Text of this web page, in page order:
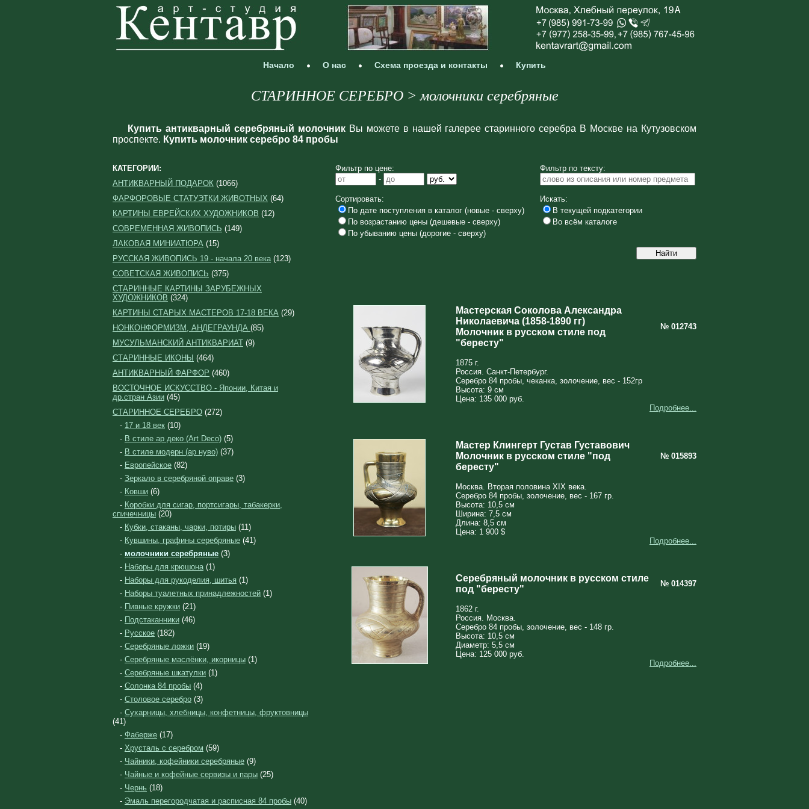
Начало О нас Схема проезда и контакты Купить
СТАРИННОЕ СЕРЕБРО > молочники серебряные
Купить антикварный серебряный молочник Вы можете в нашей галерее старинного серебра В Москве на Кутузовском
проспекте. Купить молочник серебро 84 пробы
КАТЕГОРИИ:
АНТИКВАРНЫЙ ПОДАРОК (1066)
ФАРФОРОВЫЕ СТАТУЭТКИ ЖИВОТНЫХ (64)
КАРТИНЫ ЕВРЕЙСКИХ ХУДОЖНИКОВ (12)
СОВРЕМЕННАЯ ЖИВОПИСЬ (149)
ЛАКОВАЯ МИНИАТЮРА (15)
РУССКАЯ ЖИВОПИСЬ 19 - начала 20 века(123)
СОВЕТСКАЯ ЖИВОПИСЬ (375)
СТАРИННЫЕ КАРТИНЫ ЗАРУБЕЖНЫХ
ХУДОЖНИКОВ (324)
КАРТИНЫ СТАРЫХ МАСТЕРОВ 17-18 ВЕКА (29)
НОНКОНФОРМИЗМ, АНДЕГРАУНДА (85)
МУСУЛЬМАНСКИЙ АНТИКВАРИАТ (9)
СТАРИННЫЕ ИКОНЫ (464)
АНТИКВАРНЫЙ ФАРФОР (460)
ВОСТОЧНОЕ ИСКУССТВО - Японии, Китая и
др.стран Азии (45)
СТАРИННОЕ СЕРЕБРО (272)
- 17 и 18 век (10)
- В стиле ар деко (Art Deco) (5)
- В стиле модерн (ар нуво) (37)
- Европейское (82)
- Зеркало в серебряной оправе (3)
- Ковши (6)
- Коробки для сигар, портсигары, табакерки,
спичечницы (20)
- Кубки, стаканы, чарки, потиры (11)
- Кувшины, графины серебряные (41)
- молочники серебряные (3)
- Наборы для крюшона(1)
- Наборы для рукоделия, шитья (1)
- Наборы туалетных принадлежностей (1)
- Пивные кружки (21)
- Подстаканники (46)
- Русское (182)
- Серебряные ложки (19)
- Серебряные маслёнки, икорницы (1)
- Серебряные шкатулки (1)
- Солонка 84 пробы (4)
- Столовое серебро (3)
- Сухарницы, хлебницы, конфетницы, фруктовницы
(41)
- Фаберже (17)
- Хрусталь с серебром (59)
- Чайники, кофейники серебряные (9)
- Чайные и кофейные сервизы и пары (25)
- Чернь (18)
- Эмаль перегородчатая и расписная 84 пробы (40)
Фильтр по цене:
-
Фильтр по тексту:
Сортировать:
По дате поступления в каталог (новые - сверху)
По возрастанию цены (дешевые - сверху)
По убыванию цены (дорогие - сверху)
Искать:
В текущей подкатегории
Во всём каталоге
Мастерская Соколова Александра
Николаевича (1858-1890 гг)
Молочник в русском стиле под
"бересту"
№ 012743
1875 г.
Россия. Санкт-Петербург.
Серебро 84 пробы, чеканка, золочение, вес - 152гр
Высота: 9 см
Цена: 135 000 руб.
Подробнее...
Мастер Клингерт Густав Густавович
Молочник в русском стиле "под
бересту"
№ 015893
Москва. Вторая половина XIX века.
Серебро 84 пробы, золочение, вес - 167 гр.
Высота: 10,5 см
Ширина: 7,5 см
Длина: 8,5 см
Цена: 1 900 $
Подробнее...
Серебряный молочник в русском стиле
под "бересту"
№ 014397
1862 г.
Россия. Москва.
Серебро 84 пробы, золочение, вес - 148 гр.
Высота: 10,5 см
Диаметр: 5,5 см
Цена: 125 000 руб.
Подробнее...